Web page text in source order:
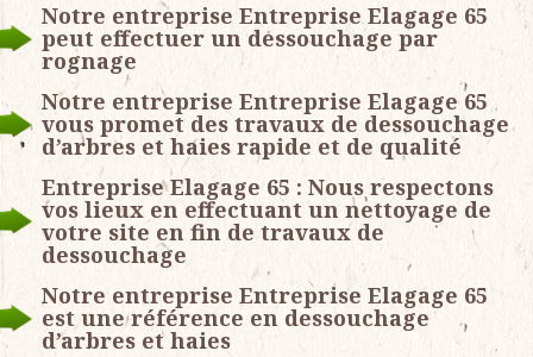
Notre entreprise Entreprise Elagage 65
peut effectuer un dessouchage par
rognage
Notre entreprise Entreprise Elagage 65
vous promet des travaux de dessouchage
d’arbres et haies rapide et de qualité
Entreprise Elagage 65 : Nous respectons
vos lieux en effectuant un nettoyage de
votre site en fin de travaux de
dessouchage
Notre entreprise Entreprise Elagage 65
est une référence en dessouchage
d’arbres et haies